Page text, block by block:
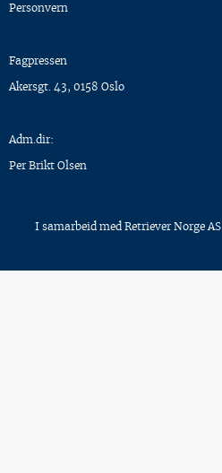
Personvern
Fagpressen
Akersgt. 43, 0158 Oslo
Adm.dir:
Per Brikt Olsen
I samarbeid med Retriever Norge AS